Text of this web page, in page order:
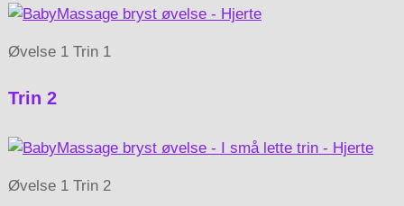
Øvelse 1 Trin 1
Trin 2
Øvelse 1 Trin 2